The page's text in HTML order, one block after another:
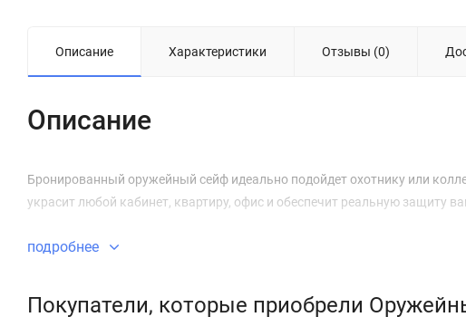
Описание Характеристики Отзывы (0)
Описание
Бронированный оружейный сейф идеально подойдет охотнику или
украсит любой кабинет, квартиру, офис и обеспечит реальную защиту
подробнее
Покупатели, которые приобрели